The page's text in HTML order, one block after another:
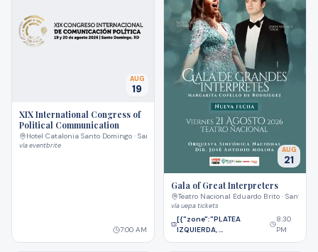
AUG
19
XIX International Congress of
Political Communication
Hotel Catalonia Santo Domingo · Santo Domingo
víaeventbrite
7:00 AM
AUG
21
Gala of Great Interpreters
Teatro Nacional Eduardo Brito · Santo
víauepa tickets
[{"zone":"PLATEA
IZQUIERDA, …
8:30
PM